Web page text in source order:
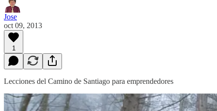
Jose
oct 09, 2013
1
Lecciones del Camino de Santiago para emprendedores